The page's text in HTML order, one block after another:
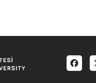
Social menu